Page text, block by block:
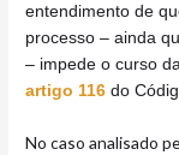
entendimento de
processo – ainda
– impede o curso
artigo 116 do
No caso analisado